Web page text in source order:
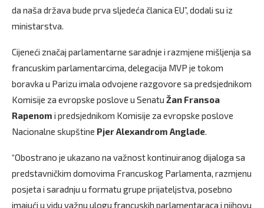
da naša država bude prva sljedeća članica EU”, dodali su iz
ministarstva.
Cijeneći značaj parlamentarne saradnje i razmjene mišljenja sa
francuskim parlamentarcima, delegacija MVP je tokom
boravka u Parizu imala odvojene razgovore sa predsjednikom
Komisije za evropske poslove u Senatu Žan Fransoa
Rapenom i predsjednikom Komisije za evropske poslove
Nacionalne skupštine Pjer Alexandrom Anglade.
“Obostrano je ukazano na važnost kontinuiranog dijaloga sa
predstavničkim domovima Francuskog Parlamenta, razmjenu
posjeta i saradnju u formatu grupe prijateljstva, posebno
imajući u vidu važnu ulogu francuskih parlamentaraca i njihovu